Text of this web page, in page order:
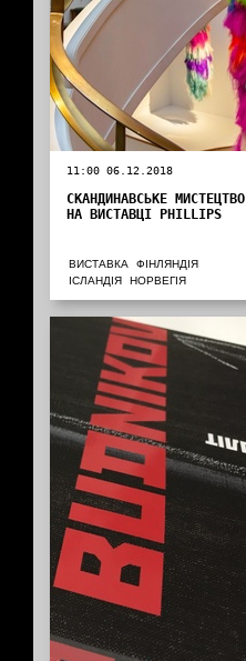
11:00 06.12.2018
СКАНДИНАВСЬКЕ МИСТЕЦТВО
НА ВИСТАВЦІ PHILLIPS
ВИСТАВКА
ФІНЛЯНДІЯ
ІСЛАНДІЯ
НОРВЕГІЯ